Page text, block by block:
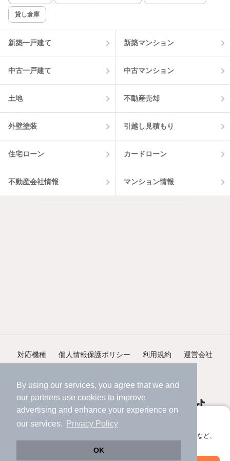
By using our services, you agree that we and
our partners use cookies to improve
advertising and enhance your experience on
our services.
Privacy Policy
OK
アプリに切り替えて、サクサクお部屋探し
会員登録なしですぐ使える。マップ検索やお気に入り保存など、
該当件数:
2件
貸し倉庫
新築一戸建て 新築マンション
中古一戸建て 中古マンション
土地 不動産売却
外壁塗装 引越し見積もり
住宅ローン カードローン
不動産会社情報 マンション情報
対応機種 個人情報保護ポリシー 利用規約 運営会社
©NIFTY Lifestyle Co., Ltd.